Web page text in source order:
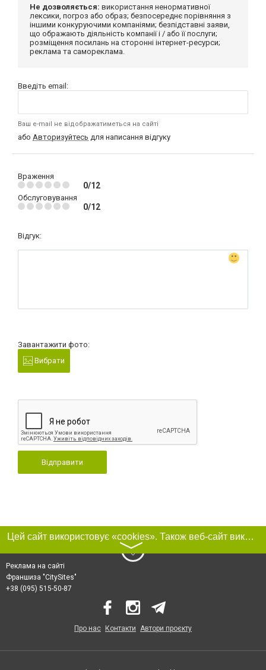
Не дозволяється: використання ненормативної
лексики, погроз або образ; безпосереднє порівняння з
іншими конкуруючими компаніями; безпідставні заяви,
що ображають діяльність компанії і / або її послуги;
розміщення посилань на сторонні інтернет-ресурси;
реклама та самореклама.
Введіть email:
Ваш e-mail не відображатиметься на сайті
або Авторизуйтесь для написання відгуку
Враження
0/12
Обслуговування
0/12
Відгук:
Завантажити фото:
Вибрати
Відправити
Цей сайт використовує «cookies». Також веб-сайт використовує інтернет-сервіс для збору технічних даних стосовно відвідувачів з метою отримання маркетингової та статистичної інформації. Умови обробки даних відвідувачів сайту див.
〉
Реклама на сайті
Франшиза "CitySites"
+38 (095) 515-50-87
Про нас Контакти Автори проєкту